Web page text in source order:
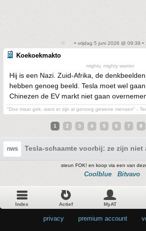
• vrijdag 5 juni 2026 @ 09:39 •
Koekoekmakto
mighty, mighty warrior
Hij is een Nazi. Zuid-Afrika, de
hebben genoeg beeld. Tesla moet wel
Chinezen de EV markt niet gaan
"Doe maar gek, want er zijn al genoeg gewone mensen" -
1 2 3 4 5 6 7 8
nws Tesla-schaamte voorbij: ze zijn niet
steun FOK! en koop via een van
Coolblue Bitvavo
Index Actief MyAT
privacy premium account